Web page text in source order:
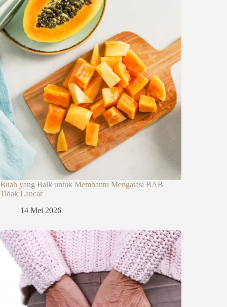
Buah yang Baik untuk Membantu Mengatasi BAB
Tidak Lancar
14 Mei 2026